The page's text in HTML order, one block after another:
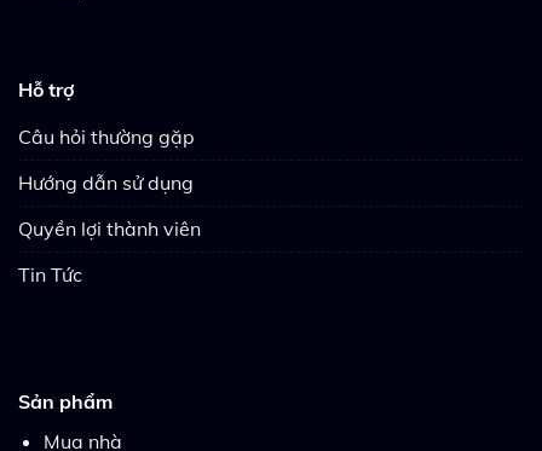
Hỗ trợ
Câu hỏi thường gặp
Hướng dẫn sử dụng
Quyền lợi thành viên
Tin Tức
Sản phẩm
Mua nhà